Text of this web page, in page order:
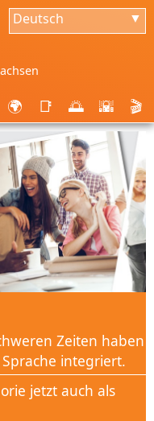
Deutsch ▼
🌍 📑 🌅 🌇 🎬
Zeiten haben
integriert.
jetzt auch als